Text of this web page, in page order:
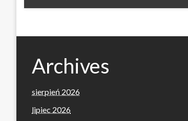
Archives
sierpień 2026
lipiec 2026